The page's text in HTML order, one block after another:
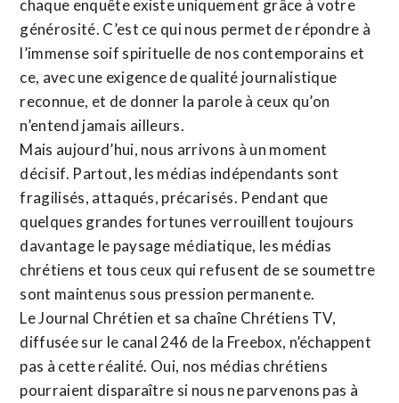
chaque enquête existe uniquement grâce à votre
générosité. C’est ce qui nous permet de répondre à
l’immense soif spirituelle de nos contemporains et
ce, avec une exigence de qualité journalistique
reconnue, et de donner la parole à ceux qu’on
n’entend jamais ailleurs.
Mais aujourd’hui, nous arrivons à un moment
décisif. Partout, les médias indépendants sont
fragilisés, attaqués, précarisés. Pendant que
quelques grandes fortunes verrouillent toujours
davantage le paysage médiatique, les médias
chrétiens et tous ceux qui refusent de se soumettre
sont maintenus sous pression permanente.
Le Journal Chrétien et sa chaîne Chrétiens TV,
diffusée sur le canal 246 de la Freebox, n’échappent
pas à cette réalité. Oui, nos médias chrétiens
pourraient disparaître si nous ne parvenons pas à